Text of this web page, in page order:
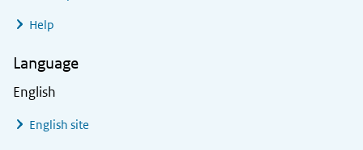
Help
Language
English
English site